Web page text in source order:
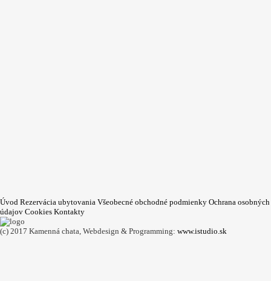
Úvod Rezervácia ubytovania Všeobecné obchodné podmienky Ochrana osobných
údajov Cookies Kontakty
(c) 2017 Kamenná chata, Webdesign & Programming: www.istudio.sk